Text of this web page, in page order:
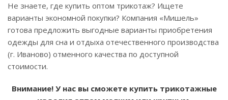
Не знаете, где купить оптом трикотаж? Ищете
варианты экономной покупки? Компания «Мишель»
готова предложить выгодные варианты приобретения
одежды для сна и отдыха отечественного производства
(г. Иваново) отменного качества по доступной
стоимости.
Внимание! У нас вы сможете купить трикотажные